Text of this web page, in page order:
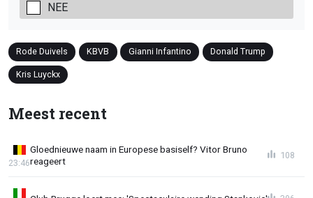
NEE
Rode Duivels KBVB Gianni Infantino Donald Trump
Kris Luyckx
Meest recent
Gloednieuwe naam in Europese basiself? Vitor Bruno
reageert
23:46
108